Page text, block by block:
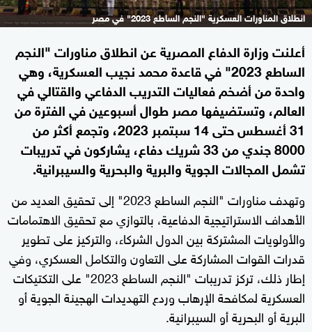
انطلاق المناورات العسكرية "النجم الساطع 2023" في مصر
أعلنت وزارة الدفاع المصرية عن انطلاق مناورات "النجم
الساطع 2023" في قاعدة محمد نجيب العسكرية، وهي
واحدة من أضخم فعاليات التدريب الدفاعي والقتالي في
العالم، وتستضيفها مصر طوال أسبوعين في الفترة من
31 أغسطس حتى 14 سبتمبر 2023، وتجمع أكثر من
8000 جندي من 33 شريك دفاع، يشاركون في تدريبات
تشمل المجالات الجوية والبرية والبحرية والسيبرانية.
وتهدف مناورات "النجم الساطع 2023" إلى تحقيق العديد من
الأهداف الاستراتيجية الدفاعية، بالتوازي مع تحقيق الاهتمامات
والأولويات المشتركة بين الدول الشركاء، والتركيز على تطوير
قدرات القوات المشاركة على التعاون والتكامل العسكري، وفي
إطار ذلك، تركز تدريبات "النجم الساطع 2023" على التكتيكات
العسكرية لمكافحة الإرهاب وردع التهديدات الهجينة الجوية أو
البرية أو البحرية أو السيبرانية.